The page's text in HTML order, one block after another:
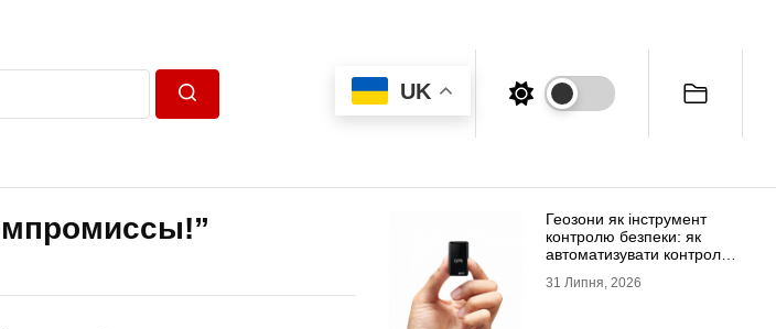
UK
Геозони як інструмент
контролю безпеки: як
автоматизувати контроль
31 Липня, 2026